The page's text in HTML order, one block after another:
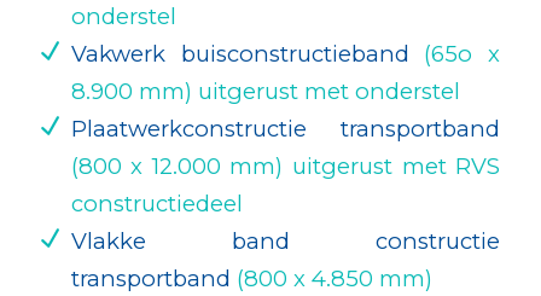
onderstel
Vakwerk buisconstructieband (65o x
8.900 mm) uitgerust met onderstel
Plaatwerkconstructie transportband
(800 x 12.000 mm) uitgerust met RVS
constructiedeel
Vlakke band constructie
transportband (800 x 4.850 mm)